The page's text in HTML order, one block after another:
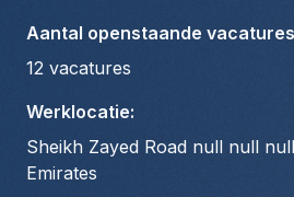
Aantal openstaande vacatures
12 vacatures
Werklocatie:
Sheikh Zayed Road null null
Emirates